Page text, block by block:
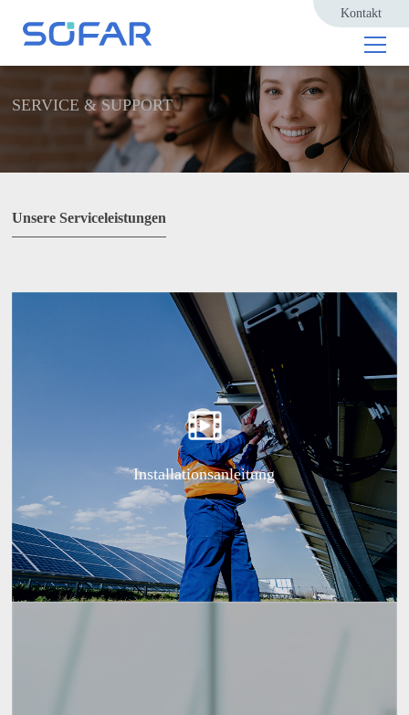
Kontakt
SERVICE & SUPPORT
Unsere Serviceleistungen
Installationsanleitung